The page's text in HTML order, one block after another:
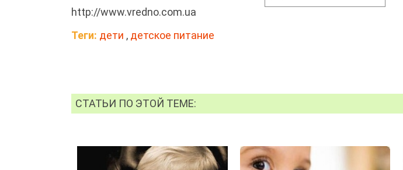
http://www.vredno.com.ua
Теги: дети , детское питание
СТАТЬИ ПО ЭТОЙ ТЕМЕ: